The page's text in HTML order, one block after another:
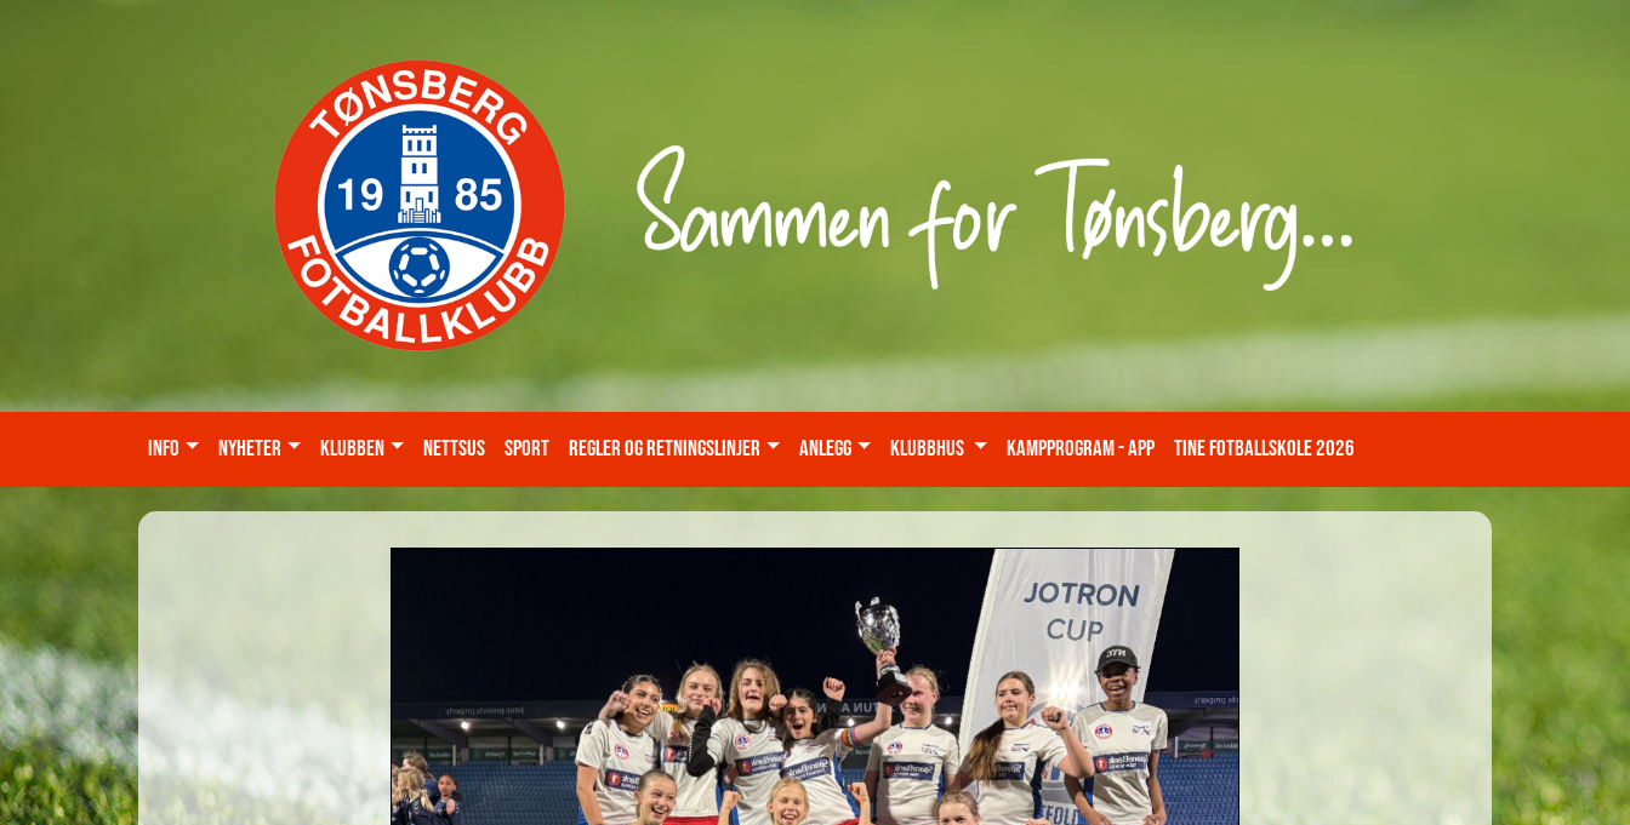
Info Nyheter Klubben Nettsus Sport Regler og retningslinjer Anlegg KLUBBHUS Kampprogram - App TINE Fotballskole 2026